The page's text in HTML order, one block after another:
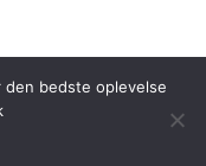
bedste oplevelse